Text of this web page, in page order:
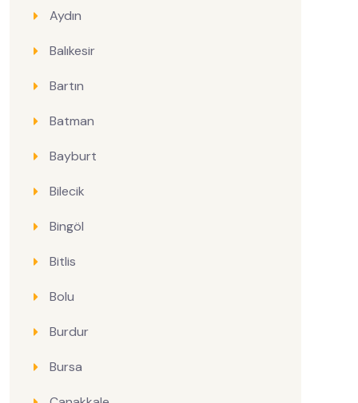
Aydın
Balıkesir
Bartın
Batman
Bayburt
Bilecik
Bingöl
Bitlis
Bolu
Burdur
Bursa